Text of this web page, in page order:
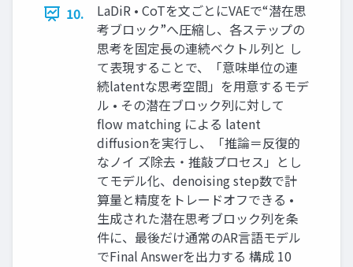
10.
LaDiR • CoTを文ごとにVAEで“潜在思
考ブロック”へ圧縮し、各ステップの
思考を固定長の連続ベクトル列と し
て表現することで、「意味単位の連
続latentな思考空間」を用意するモデ
ル • その潜在ブロック列に対して
flow matching による latent
diffusionを実行し、「推論＝反復的
なノイ ズ除去・推敲プロセス」とし
てモデル化、denoising step数で計
算量と精度をトレードオフできる •
生成された潜在思考ブロック列を条
件に、最後だけ通常のAR言語モデル
でFinal Answerを出力する 構成 10